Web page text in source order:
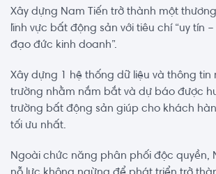
Xây dựng Nam Tiến trở thành một
lĩnh vực bất động sản với tiêu chí “uy tín
đạo đức kinh doanh”.
Xây dựng 1 hệ thống dữ liệu và thông tin
trường nhằm nắm bắt và dự báo được
trường bất động sản giúp cho khách
tối ưu nhất.
Ngoài chức năng phân phối độc quyền,